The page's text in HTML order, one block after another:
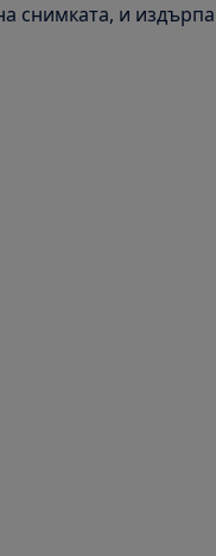
снимката, и